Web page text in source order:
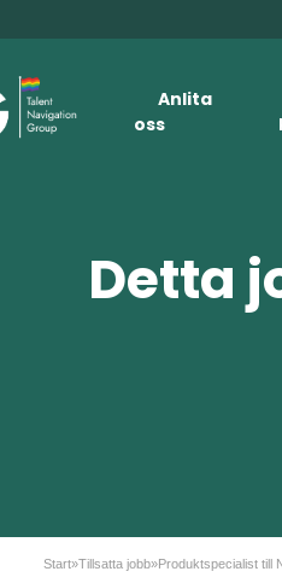
Anlita
oss
Detta
Start»Tillsatta jobb»Produktspecialist till